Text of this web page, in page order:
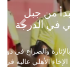
دوري
في
Next